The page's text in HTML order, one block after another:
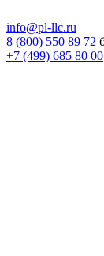
info@pl-llc.ru
8 (800) 550 89 72
+7 (499) 685 80 00